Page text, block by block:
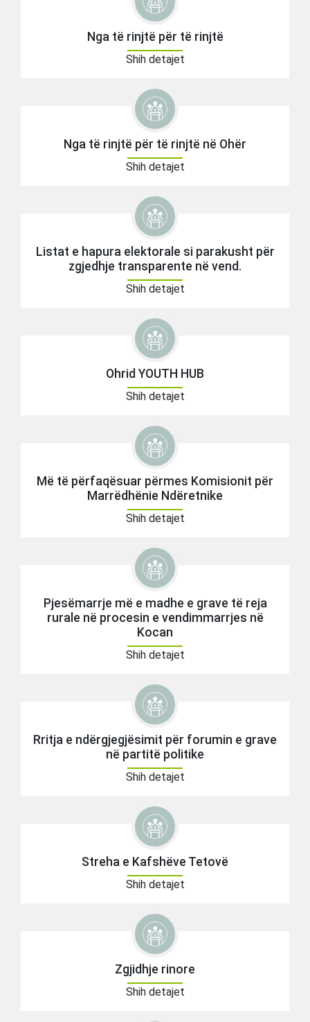
Nga të rinjtë për të rinjtë
Shih detajet
Nga të rinjtë për të rinjtë në Ohër
Shih detajet
Listat e hapura elektorale si parakusht për
zgjedhje transparente në vend.
Shih detajet
Ohrid YOUTH HUB
Shih detajet
Më të përfaqësuar përmes Komisionit për
Marrëdhënie Ndëretnike
Shih detajet
Pjesëmarrje më e madhe e grave të reja
rurale në procesin e vendimmarrjes në
Kocan
Shih detajet
Rritja e ndërgjegjësimit për forumin e grave
në partitë politike
Shih detajet
Streha e Kafshëve Tetovë
Shih detajet
Zgjidhje rinore
Shih detajet